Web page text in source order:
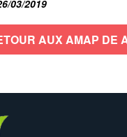
03/2019
AUX AMAP DE